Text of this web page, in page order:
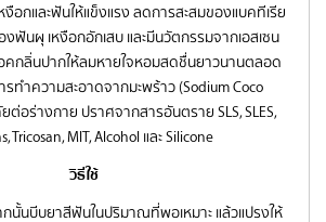
อกและฟันให้แข็งแรง ลดการสะสมของแบคทีเรีย
ฟันผุ เหงือกอักเสบ และมีนวัตกรรมจากเอสเซน
คกลิ่นปากให้ลมหายใจหอมสดชื่นยาวนานตลอด
ทำความสะอาดจากมะพร้าว (Sodium Coco
อร่างกาย ปราศจากสารอันตราย SLS, SLES,
Tricosan, MIT, Alcohol และ Silicone
วิธีใช้
นบีบยาสีฟันในปริมาณที่พอเหมาะ แล้วแปรงให้